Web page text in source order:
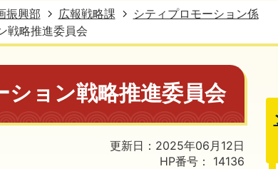
振興部 広報戦略課
シティプロモーション係
戦略推進委員会
ョン戦略推進委員会
更新日：2025年06月12日
HP番号：
14136